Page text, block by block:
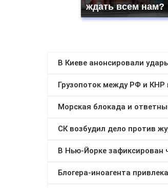
ждать всем нам?